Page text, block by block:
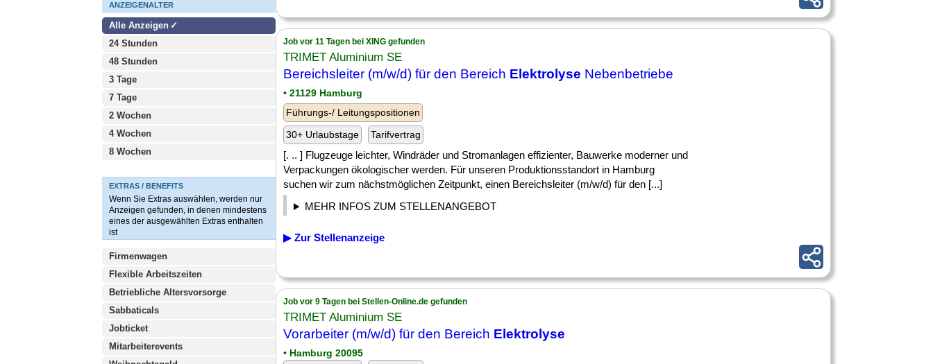
ANZEIGENALTER
Alle Anzeigen
24 Stunden
48 Stunden
3 Tage
7 Tage
2 Wochen
4 Wochen
8 Wochen
EXTRAS / BENEFITS
Wenn Sie Extras auswählen, werden nur
Anzeigen gefunden, in denen mindestens
eines der ausgewählten Extras enthalten
ist
Firmenwagen
Flexible Arbeitszeiten
Betriebliche Altersvorsorge
Sabbaticals
Jobticket
Mitarbeiterevents
Job vor 11 Tagen bei XING gefunden
TRIMET Aluminium SE
Bereichsleiter (m/w/d) für den Bereich Elektrolyse Nebenbetriebe
• 21129 Hamburg
Führungs-/ Leitungspositionen
30+ Urlaubstage
Tarifvertrag
[. .. ] Flugzeuge leichter, Windräder und Stromanlagen effizienter, Bauwerke moderner und
Verpackungen ökologischer werden. Für unseren Produktionsstandort in Hamburg
suchen wir zum nächstmöglichen Zeitpunkt, einen Bereichsleiter (m/w/d) für den [...]
MEHR INFOS ZUM STELLENANGEBOT
▶ Zur Stellenanzeige
Job vor 9 Tagen bei Stellen-Online.de gefunden
TRIMET Aluminium SE
Vorarbeiter (m/w/d) für den Bereich Elektrolyse
• Hamburg 20095